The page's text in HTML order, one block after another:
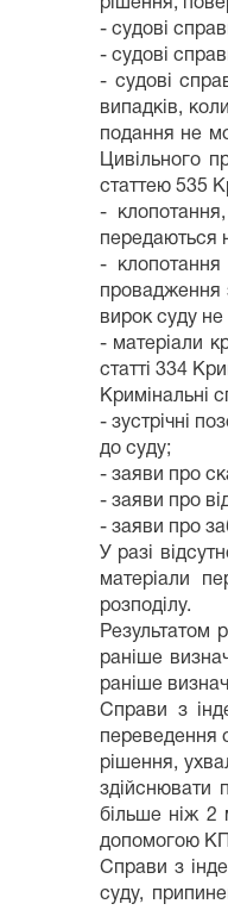
- судові
- судові
- судові
випадків,
подання не
Цивільного
статтею 535
-
передаються
-
провадження
вирок суду не
- матеріали
статті 334
Кримінальні
- зустрічні
до суду;
- заяви про
- заяви про
- заяви про
У разі
матеріали
розподілу.
Результатом
раніше
раніше
Справи з
переведення
рішення,
здійснювати
більше ніж 2
допомогою
Справи з
суду,